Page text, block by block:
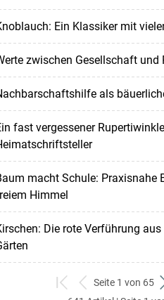
Ein Klassiker mit
zwischen Gesellschaft und
als
fast vergessener
macht Schule: Praxisnahe
Himmel
Die rote Verführung
zum
zurück
Seite 1 von 65